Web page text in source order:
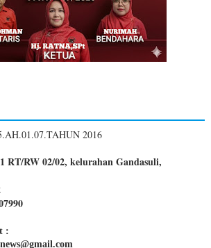
2016
RW 02/02, kelurahan Gandasuli,
: